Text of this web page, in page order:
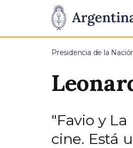
Presidencia
de
Pasar al contenido principal
Presidencia de la
"Favio y
cine. Está